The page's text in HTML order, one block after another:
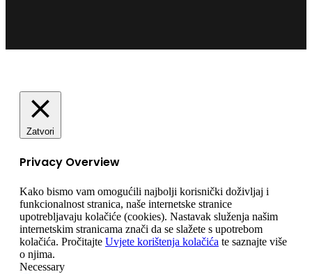
Zatvori
Privacy Overview
Kako bismo vam omogućili najbolji korisnički doživljaj i
funkcionalnost stranica, naše internetske stranice
upotrebljavaju kolačiće (cookies). Nastavak služenja našim
internetskim stranicama znači da se slažete s upotrebom
kolačića. Pročitajte Uvjete korištenja kolačića te saznajte više
o njima.
Necessary